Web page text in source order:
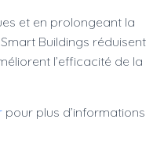
et en prolongeant la
Buildings réduisent
l’efficacité de la
pour plus d’informations